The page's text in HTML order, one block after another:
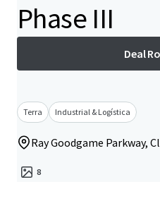
Phase III
Deal
Terra Industrial & Logística
Ray Goodgame Parkway,
8